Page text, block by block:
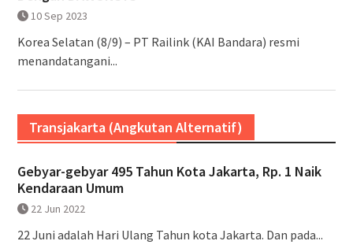
10 Sep 2023
Korea Selatan (8/9) – PT Railink (KAI Bandara) resmi
menandatangani...
Transjakarta (Angkutan Alternatif)
Gebyar-gebyar 495 Tahun Kota Jakarta, Rp. 1 Naik
Kendaraan Umum
22 Jun 2022
22 Juni adalah Hari Ulang Tahun kota Jakarta. Dan pada...